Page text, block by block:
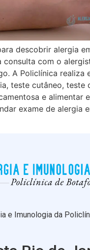
descobrir alergia
consulta com o
A Policlínica realiza
teste cutâneo, teste
e alimentar
exame de alergia
e Imunologia da